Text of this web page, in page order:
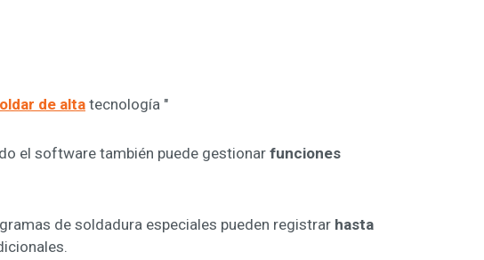
de alta tecnología "
el software también puede gestionar funciones
de soldadura especiales pueden registrar hasta